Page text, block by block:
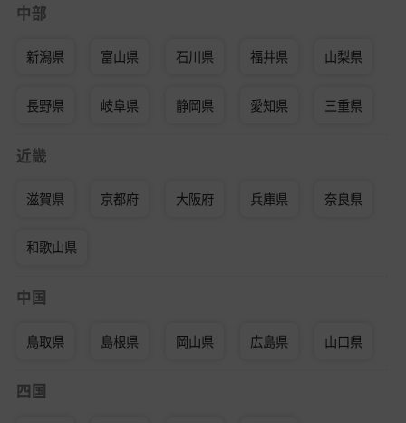
中部
新潟県 富山県 石川県 福井県 山梨県
長野県 岐阜県 静岡県 愛知県 三重県
近畿
滋賀県 京都府 大阪府 兵庫県 奈良県
和歌山県
中国
鳥取県 島根県 岡山県 広島県 山口県
四国